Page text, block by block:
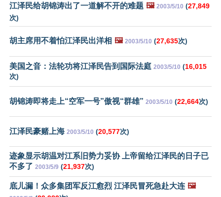
江泽民给胡锦涛出了一道解不开的难题 🖼️ 2003/5/10 (27,849
次)
胡主席用不着怕江泽民出洋相 🖼️ 2003/5/10 (27,635次)
美国之音：法轮功将江泽民告到国际法庭 2003/5/10 (16,015
次)
胡锦涛即将走上“空军一号”傲视“群雄” 2003/5/10 (22,664次)
江泽民豪赌上海 2003/5/10 (20,577次)
迹象显示胡温对江系旧势力妥协 上帝留给江泽民的日子已
不多了 2003/5/9 (21,937次)
底儿漏！众多集团军反江愈烈 江泽民冒死急赴大连 🖼️